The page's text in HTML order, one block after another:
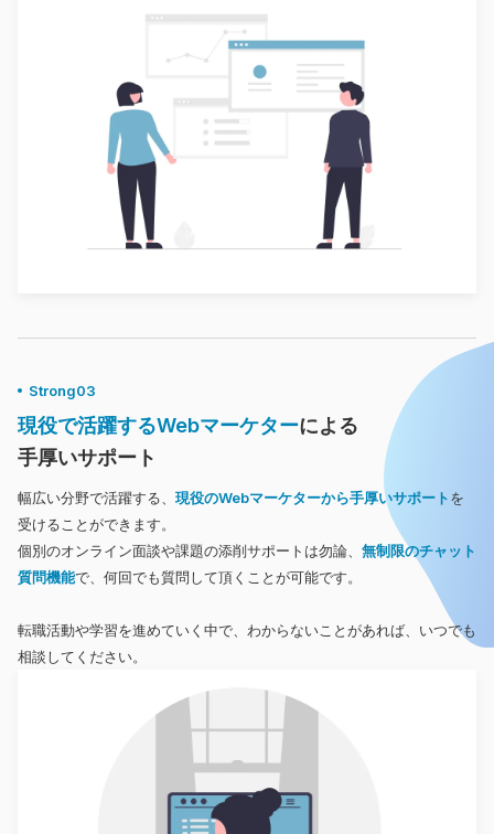
Strong03
現役で活躍するWebマーケターによる
手厚いサポート
幅広い分野で活躍する、 現役のWebマーケターから手厚いサポートを
受けることができます。
個別のオンライン面談や課題の添削サポートは勿論、 無制限のチャット
質問機能で、何回でも質問して頂くことが可能です。
転職活動や学習を進めていく中で、わからないことがあれば、いつでも
相談してください。